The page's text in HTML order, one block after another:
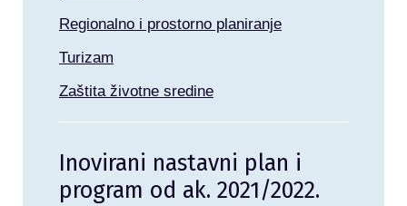
Regionalno i prostorno planiranje
Turizam
Zaštita životne sredine
Inovirani nastavni plan i
program od ak. 2021/2022.